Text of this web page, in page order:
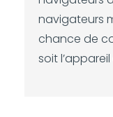
navigateurs
chance de
soit l’appareil